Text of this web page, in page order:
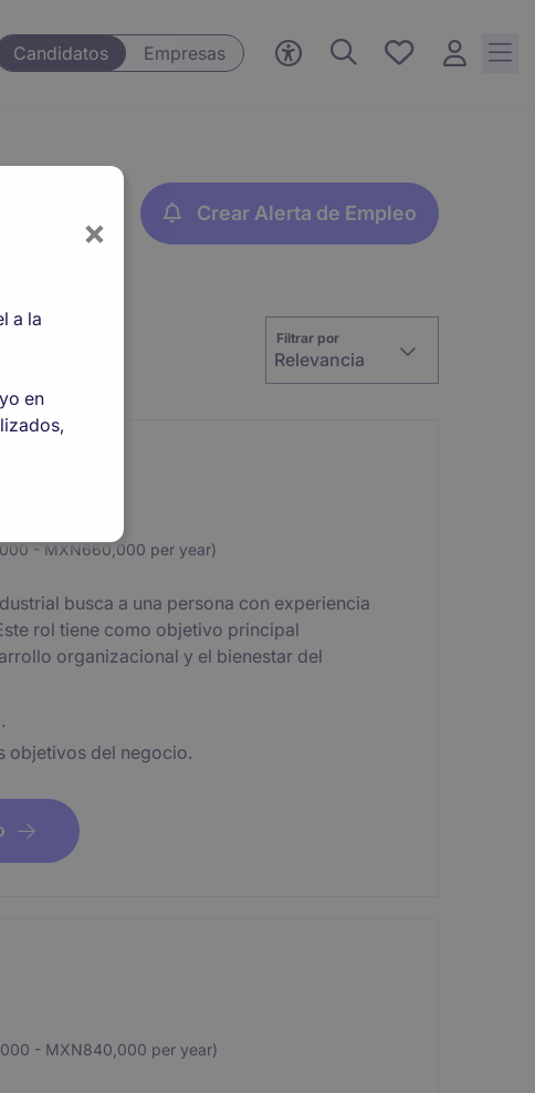
Candidatos Empresas
Empleos
Crear Alerta de Empleo
Filtrar por
Relevancia
- MXN660,000 per year)
busca a una persona con experiencia
rol tiene como objetivo principal
organizacional y el bienestar del
objetivos del negocio.
- MXN840,000 per year)
×
a la
en